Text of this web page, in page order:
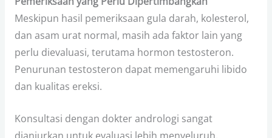
Meskipun hasil pemeriksaan gula darah, kolesterol,
dan asam urat normal, masih ada faktor lain yang
perlu dievaluasi, terutama hormon testosteron.
Penurunan testosteron dapat memengaruhi libido
dan kualitas ereksi.
Konsultasi dengan dokter andrologi sangat